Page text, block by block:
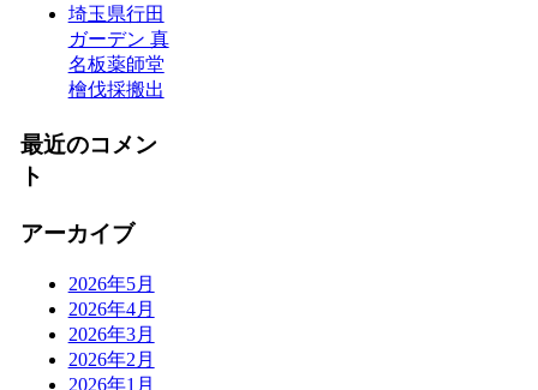
埼玉県行田
ガーデン 真
名板薬師堂
檜伐採搬出
最近のコメン
ト
アーカイブ
2026年5月
2026年4月
2026年3月
2026年2月
2026年1月